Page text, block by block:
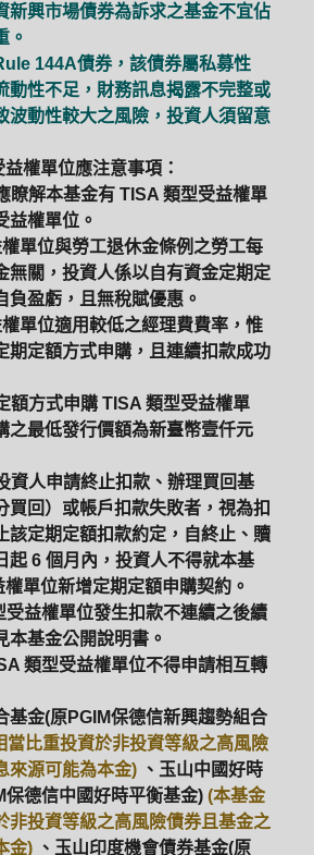
新興市場債券為訴求之基金不宜佔
。
144A債券，該債券屬私募性
動性不足，財務訊息揭露不完整或
波動性較大之風險，投資人須留意
權單位應注意事項：
瞭解本基金有 TISA 類型受益權單
益權單位。
單位與勞工退休金條例之勞工每
無關，投資人係以自有資金定期定
負盈虧，且無稅賦優惠。
單位適用較低之經理費費率，惟
期定額方式申購，且連續扣款成功
額方式申購 TISA 類型受益權單
之最低發行價額為新臺幣壹仟元
資人申請終止扣款、辦理買回基
買回）或帳戶扣款失敗者，視為扣
該定期定額扣款約定，自終止、贖
起 6 個月內，投資人不得就本基
單位新增定期定額申購契約。
受益權單位發生扣款不連續之後續
本基金公開說明書。
類型受益權單位不得申請相互轉
基金(原PGIM保德信新興趨勢組合
當比重投資於非投資等級之高風險
來源可能為本金) 、玉山中國好時
保德信中國好時平衡基金) (本基金
非投資等級之高風險債券且基金之
金) 、玉山印度機會債券基金(原